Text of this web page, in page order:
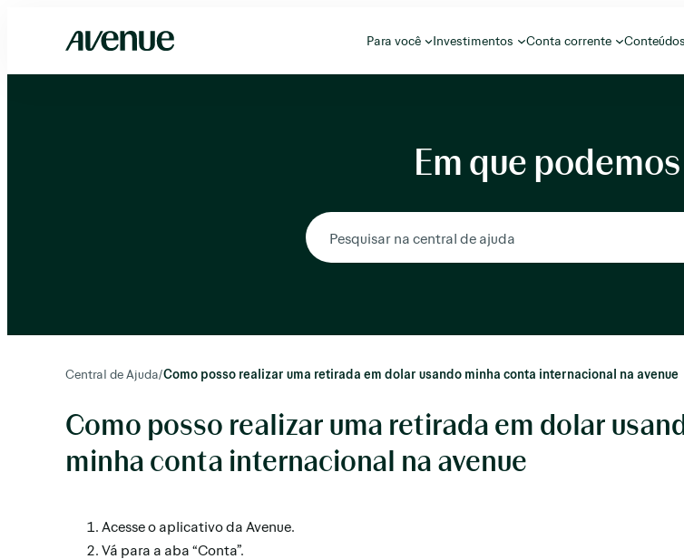
Para você Investimentos Conta corrente Conteúdos
Em que
Central de Ajuda/Como posso realizar uma retirada em dolar usando minha conta internacional na avenue
Como posso realizar uma retirada em dolar
minha conta internacional na avenue
Acesse o aplicativo da Avenue.
Vá para a aba “Conta”.